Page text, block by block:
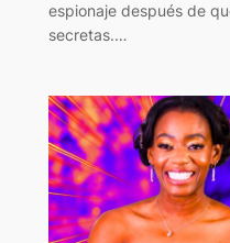
espionaje después de
secretas.…